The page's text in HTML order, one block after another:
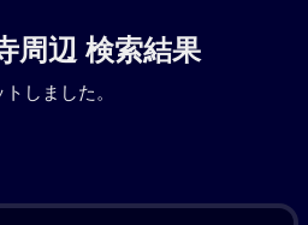
周辺 検索結果
しました。